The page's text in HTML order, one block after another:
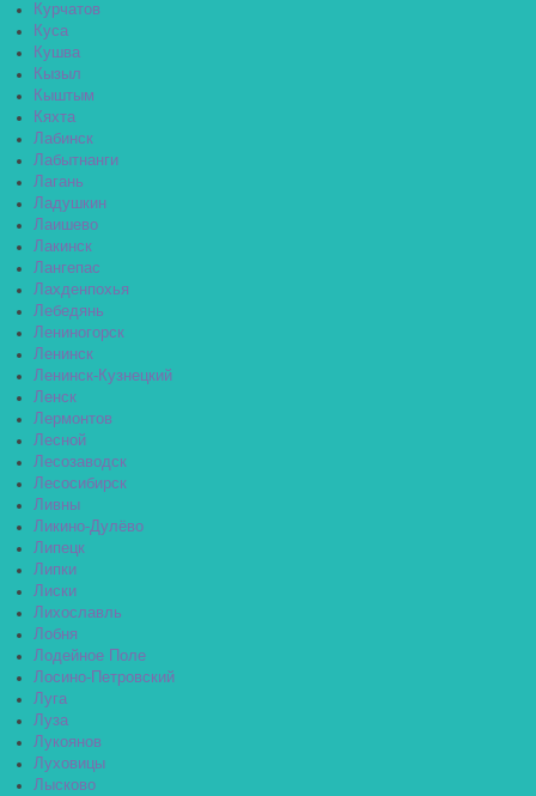
Курчатов
Куса
Кушва
Кызыл
Кыштым
Кяхта
Лабинск
Лабытнанги
Лагань
Ладушкин
Лаишево
Лакинск
Лангепас
Лахденпохья
Лебедянь
Лениногорск
Ленинск
Ленинск-Кузнецкий
Ленск
Лермонтов
Лесной
Лесозаводск
Лесосибирск
Ливны
Ликино-Дулёво
Липецк
Липки
Лиски
Лихославль
Лобня
Лодейное Поле
Лосино-Петровский
Луга
Луза
Лукоянов
Луховицы
Лысково